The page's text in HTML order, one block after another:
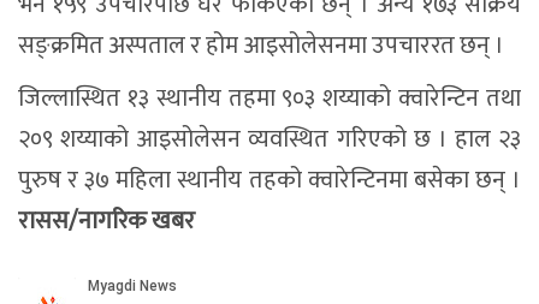
सङ्क्रमित अस्पताल र होम आइसोलेसनमा उपचाररत छन् ।
जिल्लास्थित १३ स्थानीय तहमा ९०३ शय्याको क्वारेन्टिन तथा
२०९ शय्याको आइसोलेसन व्यवस्थित गरिएको छ । हाल २३
पुरुष र ३७ महिला स्थानीय तहको क्वारेन्टिनमा बसेका छन् ।
रासस/नागरिक खबर